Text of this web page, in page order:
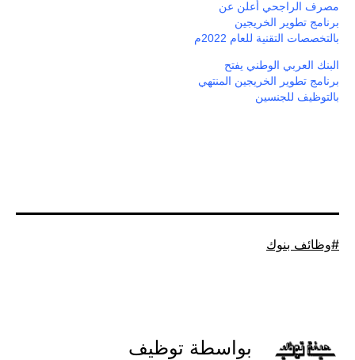
مصرف الراجحي أعلن عن
برنامج تطوير الخريجين
بالتخصصات التقنية للعام 2022م
البنك العربي الوطني يفتح
برنامج تطوير الخريجين المنتهي
بالتوظيف للجنسين
موسوم
وظائف بنوك
بواسطة توظيف